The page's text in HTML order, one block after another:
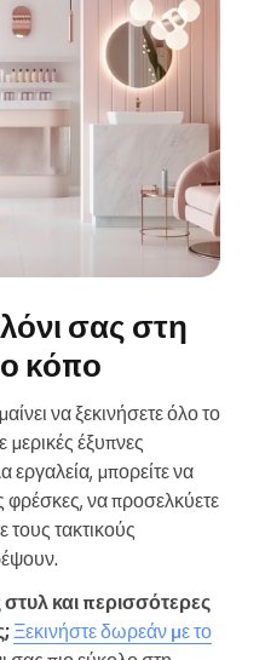
σας στη
κόπο
να ξεκινήσετε όλο το
έξυπνες
εργαλεία, μπορείτε να
φρέσκες, να προσελκύετε
τους τακτικούς
και περισσότερες
Ξεκινήστε δωρεάν με το